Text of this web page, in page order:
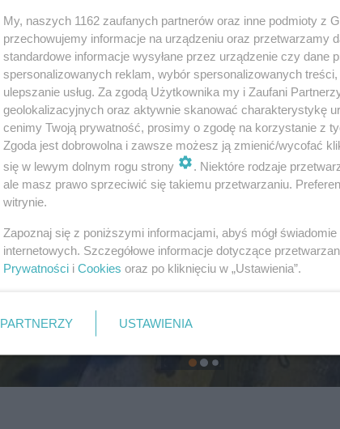
My, naszych 1162 zaufanych partnerów oraz inne podmioty z
przechowujemy informacje na urządzeniu oraz przetwarzamy
standardowe informacje wysyłane przez urządzenie czy dane
spersonalizowanych reklam, wybór spersonalizowanych
ulepszanie usług. Za zgodą Użytkownika my i Zaufani
geolokalizacyjnych oraz aktywnie skanować charakterystykę
cenimy Twoją prywatność, prosimy o zgodę na korzystanie z
Zgoda jest dobrowolna i zawsze możesz ją zmienić/wycofać
się w lewym dolnym rogu strony
. Niektóre rodzaje
ale masz prawo sprzeciwić się takiemu przetwarzaniu.
witrynie.
Zapoznaj się z poniższymi informacjami, abyś mógł
internetowych. Szczegółowe informacje dotyczące
Prywatności i Cookies oraz po kliknięciu w „Ustawienia”.
PARTNERZY USTAWIENIA